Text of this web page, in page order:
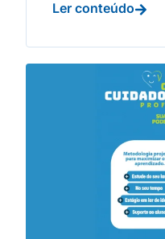
Ler conteúdo